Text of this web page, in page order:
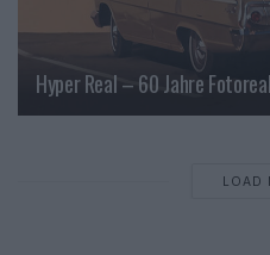
Hyper Real – 60 Jahre
LOAD